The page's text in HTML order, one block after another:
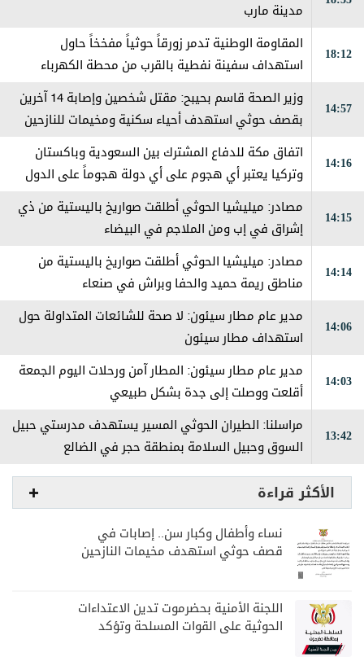
مدينة مارب
18:12
المقاومة الوطنية تدمر زورقاً حوثياً مفخخاً حاول
استهداف سفينة نفطية بالقرب من محطة الكهرباء
14:57
وزير الصحة قاسم بحيبح: مقتل شخصين وإصابة 14 آخرين
بقصف حوثي استهدف أحياء سكنية ومخيمات للنازحين
14:16
اتفاق مكة للدفاع المشترك بين السعودية وباكستان
وتركيا يعتبر ‏أي هجوم على أي دولة هجوماً على الدول
14:15
مصادر: ميليشيا الحوثي أطلقت صواريخ باليستية من ذي
إشراق في إب ومن الملاجم في البيضاء
14:14
مصادر: ميليشيا الحوثي أطلقت صواريخ باليستية من
مناطق ريمة حميد والحفا وبراش في صنعاء
14:06
مدير عام مطار سيئون: لا صحة للشائعات المتداولة حول
استهداف مطار سيئون
14:03
مدير عام مطار سيئون: المطار آمن ورحلات اليوم الجمعة
أقلعت ووصلت إلى جدة بشكل طبيعي
13:42
مراسلنا: الطيران الحوثي المسير يستهدف مدرستي حبيل
السوق وحبيل السلامة بمنطقة حجر في الضالع
الأكثر قراءة
نساء وأطفال وكبار سن.. إصابات في
قصف حوثي استهدف مخيمات النازحين
اللجنة الأمنية بحضرموت تدين الاعتداءات
الحوثية على القوات المسلحة وتؤكد